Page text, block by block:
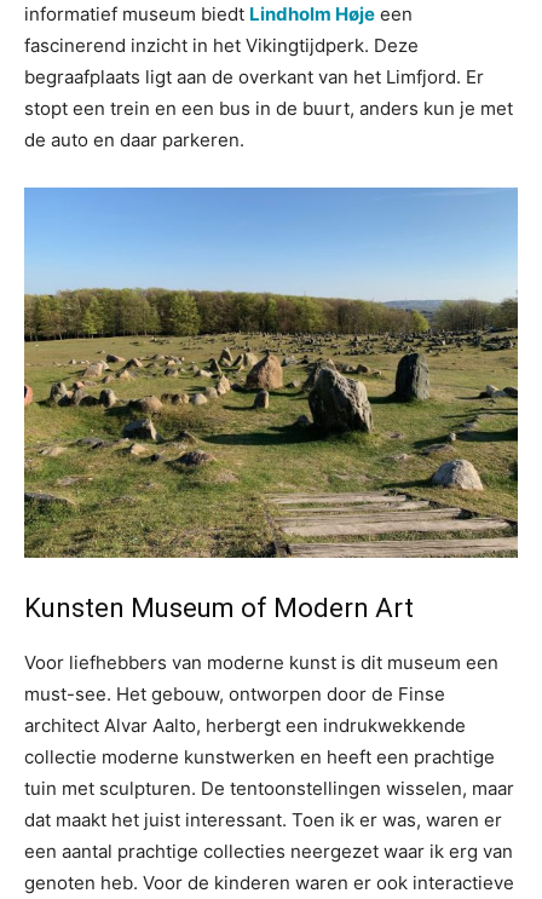
informatief museum biedt Lindholm Høje een
fascinerend inzicht in het Vikingtijdperk. Deze
begraafplaats ligt aan de overkant van het Limfjord. Er
stopt een trein en een bus in de buurt, anders kun je met
de auto en daar parkeren.
Kunsten Museum of Modern Art
Voor liefhebbers van moderne kunst is dit museum een
must-see. Het gebouw, ontworpen door de Finse
architect Alvar Aalto, herbergt een indrukwekkende
collectie moderne kunstwerken en heeft een prachtige
tuin met sculpturen. De tentoonstellingen wisselen, maar
dat maakt het juist interessant. Toen ik er was, waren er
een aantal prachtige collecties neergezet waar ik erg van
genoten heb. Voor de kinderen waren er ook interactieve